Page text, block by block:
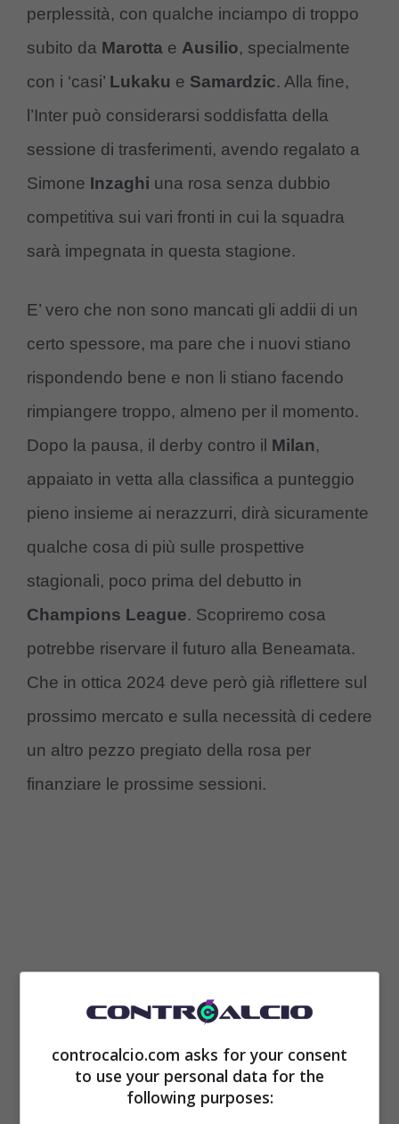
perplessità, con qualche inciampo di troppo
subito da Marotta e Ausilio, specialmente
con i ‘casi’ Lukaku e Samardzic. Alla fine,
l’Inter può considerarsi soddisfatta della
sessione di trasferimenti, avendo regalato a
Simone Inzaghi una rosa senza dubbio
competitiva sui vari fronti in cui la squadra
sarà impegnata in questa stagione.
E’ vero che non sono mancati gli addii di un
certo spessore, ma pare che i nuovi stiano
rispondendo bene e non li stiano facendo
rimpiangere troppo, almeno per il momento.
Dopo la pausa, il derby contro il Milan,
appaiato in vetta alla classifica a punteggio
pieno insieme ai nerazzurri, dirà sicuramente
qualche cosa di più sulle prospettive
stagionali, poco prima del debutto in
Champions League. Scopriremo cosa
potrebbe riservare il futuro alla Beneamata.
Che in ottica 2024 deve però già riflettere sul
prossimo mercato e sulla necessità di cedere
un altro pezzo pregiato della rosa per
finanziare le prossime sessioni.
Inter, ci risiamo: nuove voci
di cessione, cosa sta
controcalcio.com asks for your consent
to use your personal data for the
following purposes: